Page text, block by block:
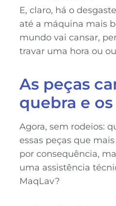
E, claro, há o
até a máquina mais
mundo vai cansar,
travar uma hora ou
As peças
quebra e
Agora, sem rodeios:
essas peças que
por consequência,
uma assistência
MaqLav?